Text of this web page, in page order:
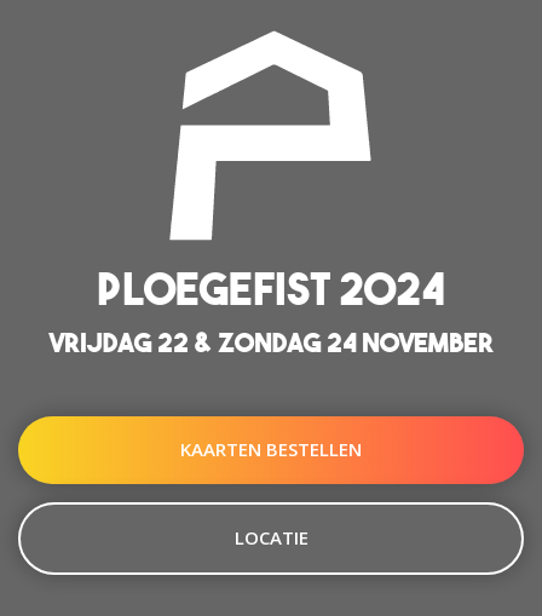
PLOEGEFIST 2024
VRIJDAG 22 & ZONDAG 24 NOVEMBER
KAARTEN BESTELLEN
LOCATIE